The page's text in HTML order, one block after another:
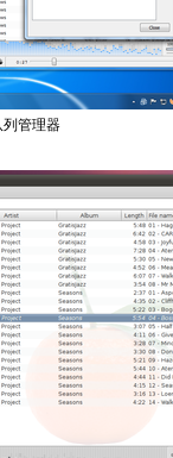
管理器